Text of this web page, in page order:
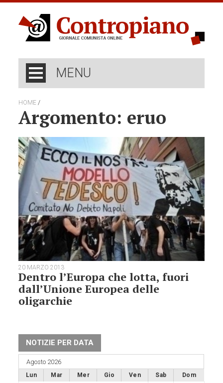
MENU
HOME /
Argomento: eruo
20 MARZO 2013
Dentro l’Europa che lotta, fuori
dall’Unione Europea delle
oligarchie
NOTIZIE PER DATA
Agosto 2026
Lun Mar Mer Gio Ven Sab Dom